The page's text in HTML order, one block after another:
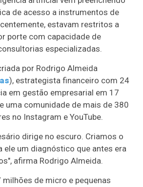
de acesso a instrumentos de
estavam restritos a
porte com capacidade de
especializadas.
por Rodrigo Almeida
), estrategista financeiro com 24
em gestão empresarial em 17
uma comunidade de mais de 380
no Instagram e YouTube.
dirige no escuro. Criamos o
ele um diagnóstico que antes era
afirma Rodrigo Almeida.
milhões de micro e pequenas